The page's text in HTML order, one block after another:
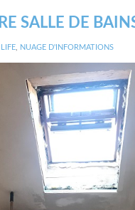
SALLE DE
LIFE, NUAGE D'INFORMATIONS